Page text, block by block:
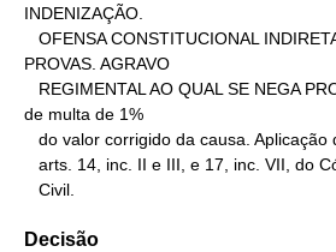
INDENIZAÇÃO.
PROVAS. AGRAVO
de multa de 1%
   Civil.
Decisão